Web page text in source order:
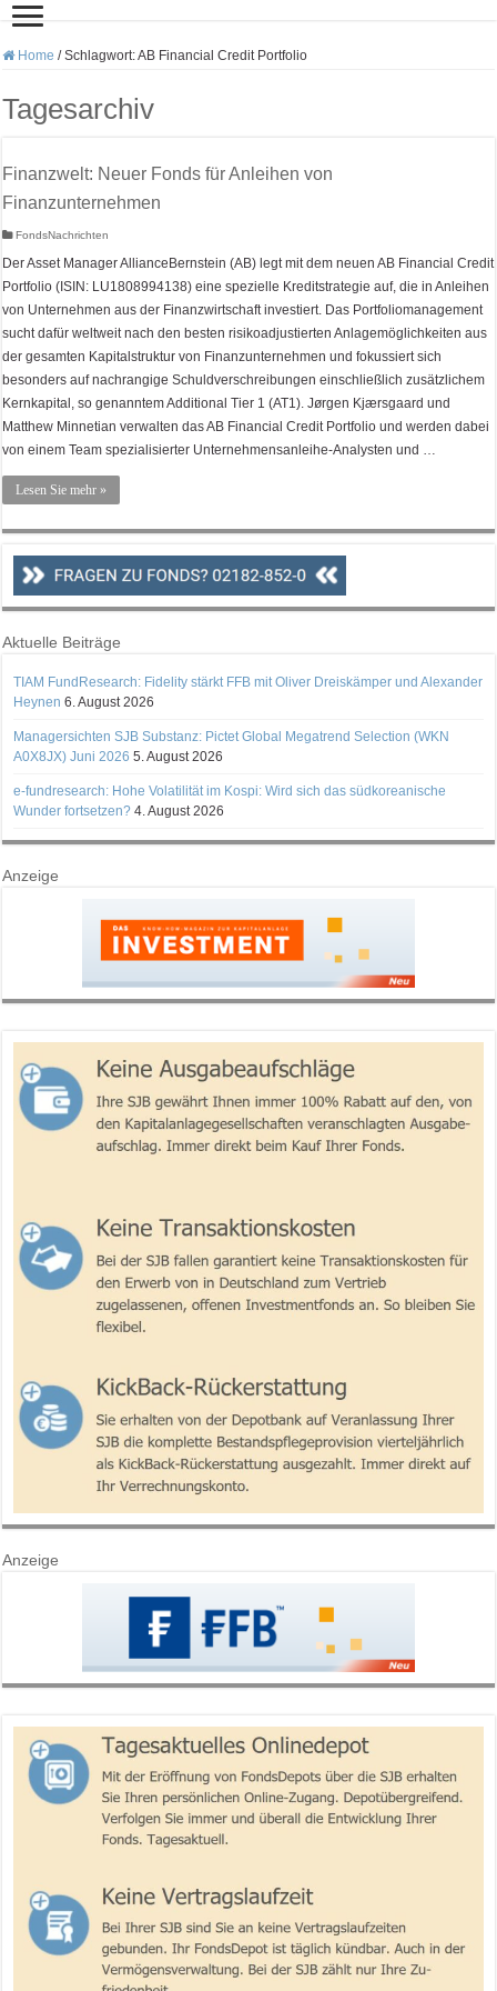
Home / Schlagwort:AB Financial Credit Portfolio
Tagesarchiv
Finanzwelt: Neuer Fonds für Anleihen von
Finanzunternehmen
FondsNachrichten
Der Asset Manager AllianceBernstein (AB) legt mit dem neuen AB Financial Credit
Portfolio (ISIN: LU1808994138) eine spezielle Kreditstrategie auf, die in Anleihen
von Unternehmen aus der Finanzwirtschaft investiert. Das Portfoliomanagement
sucht dafür weltweit nach den besten risikoadjustierten Anlagemöglichkeiten aus
der gesamten Kapitalstruktur von Finanzunternehmen und fokussiert sich
besonders auf nachrangige Schuldverschreibungen einschließlich zusätzlichem
Kernkapital, so genanntem Additional Tier 1 (AT1). Jørgen Kjærsgaard und
Matthew Minnetian verwalten das AB Financial Credit Portfolio und werden dabei
von einem Team spezialisierter Unternehmensanleihe-Analysten und …
Lesen Sie mehr »
Aktuelle Beiträge
TIAM FundResearch: Fidelity stärkt FFB mit Oliver Dreiskämper und Alexander
Heynen 6. August 2026
Managersichten SJB Substanz: Pictet Global Megatrend Selection (WKN
A0X8JX) Juni 2026 5. August 2026
e-fundresearch: Hohe Volatilität im Kospi: Wird sich das südkoreanische
Wunder fortsetzen? 4. August 2026
Anzeige
Anzeige